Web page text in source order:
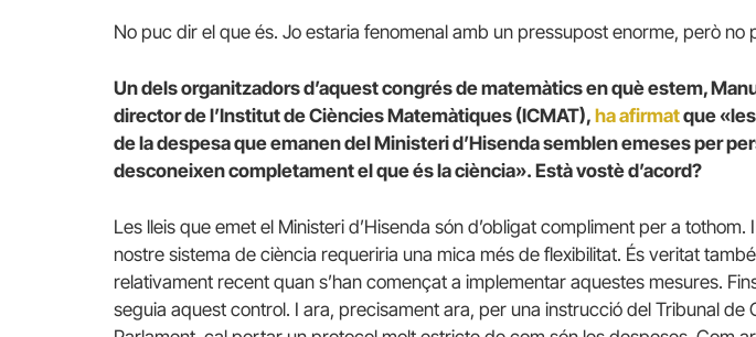
No puc dir el que és. Jo estaria fenomenal amb un pressupost enorme, però no
Un dels organitzadors d’aquest congrés de matemàtics en què estem,
director de l’Institut de Ciències Matemàtiques (ICMAT), ha afirmatque
de la despesa que emanen del Ministeri d’Hisenda semblen emeses per
desconeixen completament el que és la ciència». Està vostè d’acord?
Les lleis que emet el Ministeri d’Hisenda són d’obligat compliment per a tothom.
nostre sistema de ciència requeriria una mica més de flexibilitat. És veritat
relativament recent quan s’han començat a implementar aquestes mesures.
seguia aquest control. I ara, precisament ara, per una instrucció del Tribunal de